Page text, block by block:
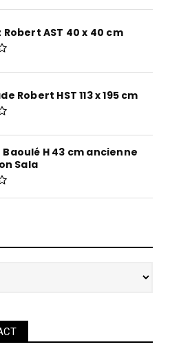
AST 40 x 40 cm
Robert HST 113 x 195 cm
Baoulé H 43 cm ancienne
Sala